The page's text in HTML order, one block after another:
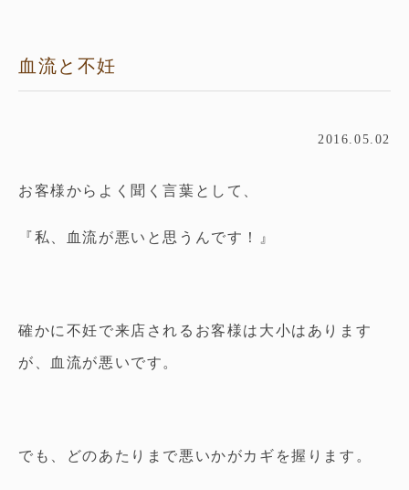
血流と不妊
2016.05.02
お客様からよく聞く言葉として、
『私、血流が悪いと思うんです！』
確かに不妊で来店されるお客様は大小はあります
が、血流が悪いです。
でも、どのあたりまで悪いかがカギを握ります。